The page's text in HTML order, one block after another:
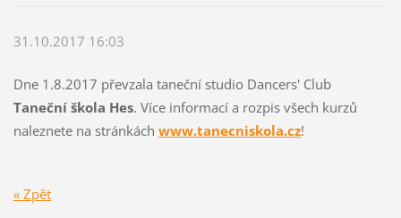
31.10.2017 16:03
Dne 1.8.2017 převzala taneční studio Dancers' Club
Taneční škola Hes. Více informací a rozpis všech kurzů
naleznete na stránkách www.tanecniskola.cz!
« Zpět